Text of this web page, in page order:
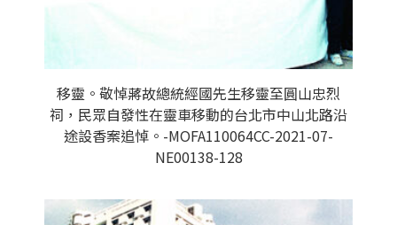
移靈。敬悼蔣故總統經國先生移靈至圓山忠烈
祠，民眾自發性在靈車移動的台北市中山北路沿
途設香案追悼。-MOFA110064CC-2021-07-
NE00138-128